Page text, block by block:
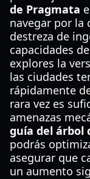
de Pragmata
navegar por la
destreza de
capacidades
explores la
las ciudades
rápidamente
rara vez es
amenazas
guía del árbol
podrás
asegurar que
un aumento